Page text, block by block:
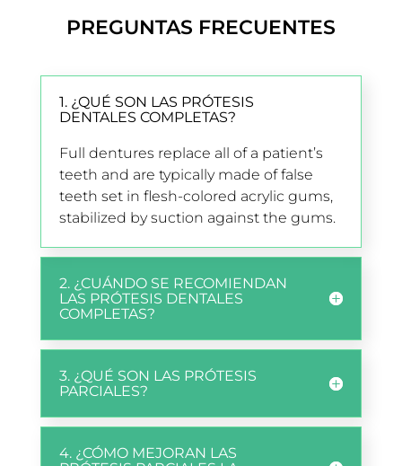
PREGUNTAS FRECUENTES
1. ¿QUÉ SON LAS PRÓTESIS
DENTALES COMPLETAS?
Full dentures replace all of a patient’s
teeth and are typically made of false
teeth set in flesh-colored acrylic gums,
stabilized by suction against the gums.
2. ¿CUÁNDO SE RECOMIENDAN
LAS PRÓTESIS DENTALES
COMPLETAS?
3. ¿QUÉ SON LAS PRÓTESIS
PARCIALES?
4. ¿CÓMO MEJORAN LAS